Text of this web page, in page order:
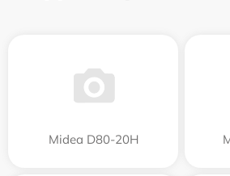
Midea D80-20Н